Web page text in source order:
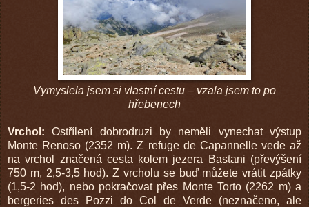
Vymyslela jsem si vlastní cestu – vzala jsem to po
hřebenech
Vrchol: Ostřílení dobrodruzi by neměli vynechat výstup
Monte Renoso (2352 m). Z refuge de Capannelle vede až
na vrchol značená cesta kolem jezera Bastani (převýšení
750 m, 2,5-3,5 hod). Z vrcholu se buď můžete vrátit zpátky
(1,5-2 hod), nebo pokračovat přes Monte Torto (2262 m) a
bergeries des Pozzi do Col de Verde (neznačeno, ale